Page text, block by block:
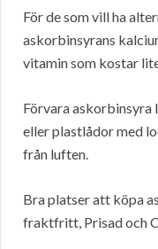
För de som vill ha
askorbinsyrans
vitamin som kostar
Förvara
eller plastlådor med
från luften.
Bra platser att köpa
fraktfritt, Prisad och